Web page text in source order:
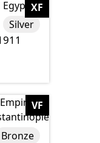
XF
Silver
VF
Bronze